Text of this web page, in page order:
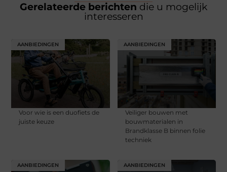
Gerelateerde berichten die u mogelijk
interesseren
AANBIEDINGEN
Voor wie is een duofiets de
juiste keuze
AANBIEDINGEN
Veiliger bouwen met
bouwmaterialen in
Brandklasse B binnen folie
techniek
AANBIEDINGEN AANBIEDINGEN